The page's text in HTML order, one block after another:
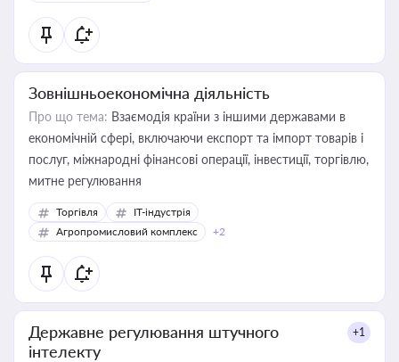
Зовнішньоекономічна діяльність
Про що тема: Взаємодія країни з іншими державами в
економічній сфері, включаючи експорт та імпорт товарів і
послуг, міжнародні фінансові операції, інвестиції, торгівлю,
митне регулювання
Торгівля
IT-індустрія
Агропромисловий комплекс
+2
Державне регулювання штучного
інтелекту
+1